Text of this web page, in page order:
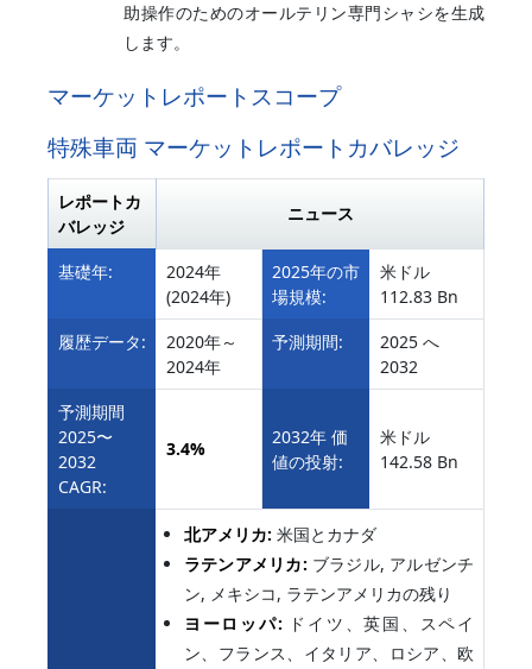
助操作のためのオールテリン専門シャシを生成
します。
マーケットレポートスコープ
特殊車両 マーケットレポートカバレッジ
レポートカ
バレッジ
ニュース
基礎年:
2024年
(2024年)
2025年の市
場規模:
米ドル
112.83 Bn
履歴データ:
2020年～
2024年
予測期間:
2025 へ
2032
予測期間
2025〜
2032
CAGR:
3.4%
2032年 価
値の投射:
米ドル
142.58 Bn
北アメリカ: 米国とカナダ
ラテンアメリカ: ブラジル, アルゼンチ
ン, メキシコ, ラテンアメリカの残り
ヨーロッパ: ドイツ、英国、スペイ
ン、フランス、イタリア、ロシア、欧